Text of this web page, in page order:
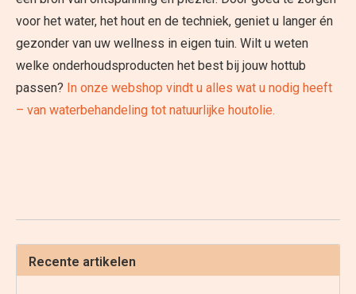
voor het water, het hout en de techniek, geniet u langer én
gezonder van uw wellness in eigen tuin. Wilt u weten
welke onderhoudsproducten het best bij jouw hottub
passen? In onze webshop vindt u alles wat u nodig heeft
– van waterbehandeling tot natuurlijke houtolie.
Recente artikelen